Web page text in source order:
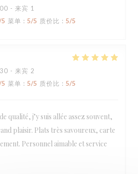
- 来宾 1
菜单 : 5/5 质价比 : 5/5
- 来宾 2
菜单 : 5/5 质价比 : 5/5
qualité, j’y suis allée assez souvent,
plaisir. Plats très savoureux, carte
Personnel aimable et service
Loco by Jem's